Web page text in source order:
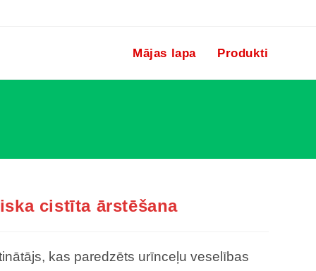
Mājas lapa Produkti
cistīta ārstēšana
kas paredzēts urīnceļu veselības